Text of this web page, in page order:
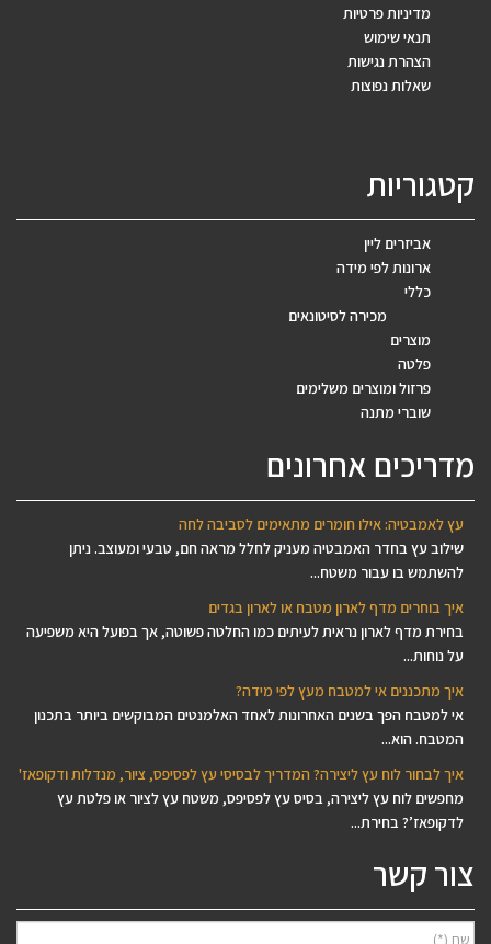
מדיניות פרטיות
תנאי שימוש
הצהרת נגישות
שאלות נפוצות
קטגוריות
אביזרים ליין
ארונות לפי מידה
כללי
מכירה לסיטונאים
מוצרים
פלטה
פרזול ומוצרים משלימים
שוברי מתנה
מדריכים אחרונים
עץ לאמבטיה: אילו חומרים מתאימים לסביבה לחה
שילוב עץ בחדר האמבטיה מעניק לחלל מראה חם, טבעי ומעוצב. ניתן
להשתמש בו עבור משטח...
איך בוחרים מדף לארון מטבח או לארון בגדים
בחירת מדף לארון נראית לעיתים כמו החלטה פשוטה, אך בפועל היא משפיעה
על נוחות...
איך מתכננים אי למטבח מעץ לפי מידה?
אי למטבח הפך בשנים האחרונות לאחד האלמנטים המבוקשים ביותר בתכנון
המטבח. הוא...
איך לבחור לוח עץ ליצירה? המדריך לבסיסי עץ לפסיפס, ציור, מנדלות ודקופאז'
מחפשים לוח עץ ליצירה, בסיס עץ לפסיפס, משטח עץ לציור או פלטת עץ
לדקופאז’? בחירת...
צור קשר